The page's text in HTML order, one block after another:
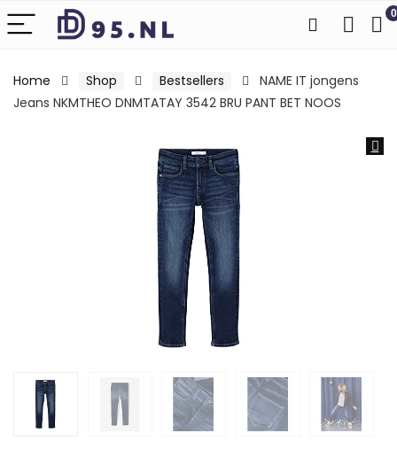
0
Home Shop Bestsellers
NAME IT jongens
Jeans NKMTHEO DNMTATAY 3542 BRU PANT BET NOOS